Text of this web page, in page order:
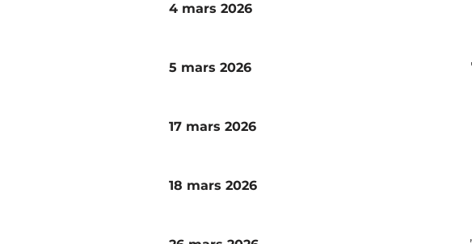
4 mars 2026
5 mars 2026
17 mars 2026
18 mars 2026